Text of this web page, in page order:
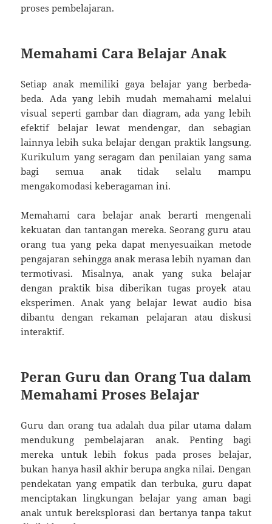
proses pembelajaran.
Memahami Cara Belajar Anak
Setiap anak memiliki gaya belajar yang berbeda-
beda. Ada yang lebih mudah memahami melalui
visual seperti gambar dan diagram, ada yang lebih
efektif belajar lewat mendengar, dan sebagian
lainnya lebih suka belajar dengan praktik langsung.
Kurikulum yang seragam dan penilaian yang sama
bagi semua anak tidak selalu mampu
mengakomodasi keberagaman ini.
Memahami cara belajar anak berarti mengenali
kekuatan dan tantangan mereka. Seorang guru atau
orang tua yang peka dapat menyesuaikan metode
pengajaran sehingga anak merasa lebih nyaman dan
termotivasi. Misalnya, anak yang suka belajar
dengan praktik bisa diberikan tugas proyek atau
eksperimen. Anak yang belajar lewat audio bisa
dibantu dengan rekaman pelajaran atau diskusi
interaktif.
Peran Guru dan Orang Tua dalam
Memahami Proses Belajar
Guru dan orang tua adalah dua pilar utama dalam
mendukung pembelajaran anak. Penting bagi
mereka untuk lebih fokus pada proses belajar,
bukan hanya hasil akhir berupa angka nilai. Dengan
pendekatan yang empatik dan terbuka, guru dapat
menciptakan lingkungan belajar yang aman bagi
anak untuk bereksplorasi dan bertanya tanpa takut